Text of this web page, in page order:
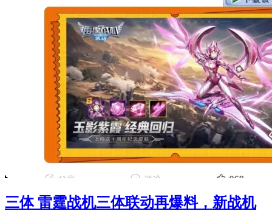
三体 雷霆战机三体联动再爆料，新战机